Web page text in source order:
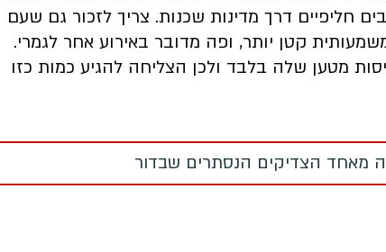
חליפיים דרך מדינות שכנות. צריך לזכור גם שעם
הפקק היה משמעותית קטן יותר, ופה מדובר באירוע אחר לגמרי.
מטען שלה בלבד ולכן הצליחה להגיע כמות כזו
מאחד הצדיקים הנסתרים שבדור